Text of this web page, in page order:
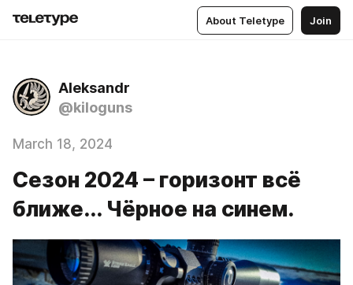
About Teletype Join
Aleksandr
@kiloguns
March 18, 2024
Сезон 2024 – горизонт всё
ближе... Чёрное на синем.